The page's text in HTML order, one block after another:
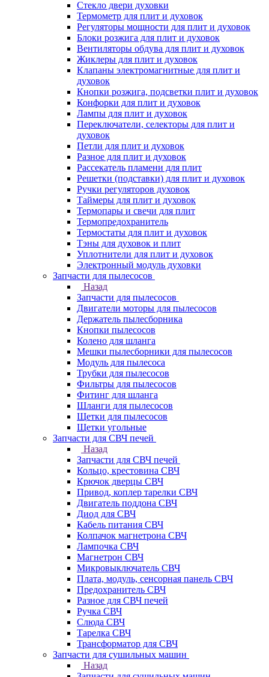
Стекло двери духовки
Термометр для плит и духовок
Регуляторы мощности для плит и духовок
Блоки розжига для плит и духовок
Вентиляторы обдува для плит и духовок
Жиклеры для плит и духовок
Клапаны электромагнитные для плит и
духовок
Кнопки розжига, подсветки плит и духовок
Конфорки для плит и духовок
Лампы для плит и духовок
Переключатели, селекторы для плит и
духовок
Петли для плит и духовок
Разное для плит и духовок
Рассекатель пламени для плит
Решетки (подставки) для плит и духовок
Ручки регуляторов духовок
Таймеры для плит и духовок
Термопары и свечи для плит
Термопредохранитель
Термостаты для плит и духовок
Тэны для духовок и плит
Уплотнители для плит и духовок
Электронный модуль духовки
Запчасти для пылесосов
Назад
Запчасти для пылесосов
Двигатели моторы для пылесосов
Держатель пылесборника
Кнопки пылесосов
Колено для шланга
Мешки пылесборники для пылесосов
Модуль для пылесоса
Трубки для пылесосов
Фильтры для пылесосов
Фитинг для шланга
Шланги для пылесосов
Щетки для пылесосов
Щетки угольные
Запчасти для СВЧ печей
Назад
Запчасти для СВЧ печей
Кольцо, крестовина СВЧ
Крючок дверцы СВЧ
Привод, коплер тарелки СВЧ
Двигатель поддона СВЧ
Диод для СВЧ
Кабель питания СВЧ
Колпачок магнетрона СВЧ
Лампочка СВЧ
Магнетрон СВЧ
Микровыключатель СВЧ
Плата, модуль, сенсорная панель СВЧ
Предохранитель СВЧ
Разное для СВЧ печей
Ручка СВЧ
Слюда СВЧ
Тарелка СВЧ
Трансформатор для СВЧ
Запчасти для сушильных машин
Назад